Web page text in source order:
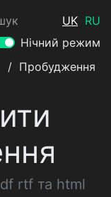
UK RU
Нічний режим
/ Пробудження
rtf та html